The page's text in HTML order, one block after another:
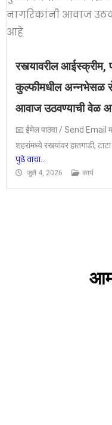
रस्त्यावरील आईस्क्रीम,
कुल्फीमधील अन्नभेसळ
आवाज उठवण्याची वेळ
📧 ईमेल पाठवा / Send Email
शहरांमध्ये रस्त्यांवर हातगाडी,
पुढे वाचा...
जुलै 4, 2026 कार्य